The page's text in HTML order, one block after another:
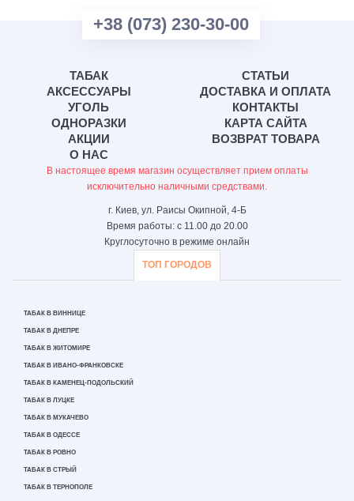
+38 (073) 230-30-00
ТАБАК
АКСЕССУАРЫ
УГОЛЬ
ОДНОРАЗКИ
АКЦИИ
О НАС
СТАТЬИ
ДОСТАВКА И ОПЛАТА
КОНТАКТЫ
КАРТА САЙТА
ВОЗВРАТ ТОВАРА
В настоящее время магазин осуществляет прием оплаты
исключительно наличными средствами.
г. Киев, ул. Раисы Окипной, 4-Б
Время работы: с 11.00 до 20.00
Круглосуточно в режиме онлайн
ТОП ГОРОДОВ
ТАБАК В ВИННИЦЕ
ТАБАК В ДНЕПРЕ
ТАБАК В ЖИТОМИРЕ
ТАБАК В ИВАНО-ФРАНКОВСКЕ
ТАБАК В КАМЕНЕЦ-ПОДОЛЬСКИЙ
ТАБАК В ЛУЦКЕ
ТАБАК В МУКАЧЕВО
ТАБАК В ОДЕССЕ
ТАБАК В РОВНО
ТАБАК В СТРЫЙ
ТАБАК В ТЕРНОПОЛЕ